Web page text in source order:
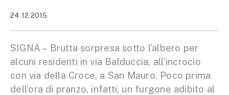
24.12.2015
SIGNA – Brutta sorpresa sotto l’albero per
alcuni residenti in via Balduccia, all’incrocio
con via della Croce, a San Mauro. Poco prima
dell’ora di pranzo, infatti, un furgone adibito al